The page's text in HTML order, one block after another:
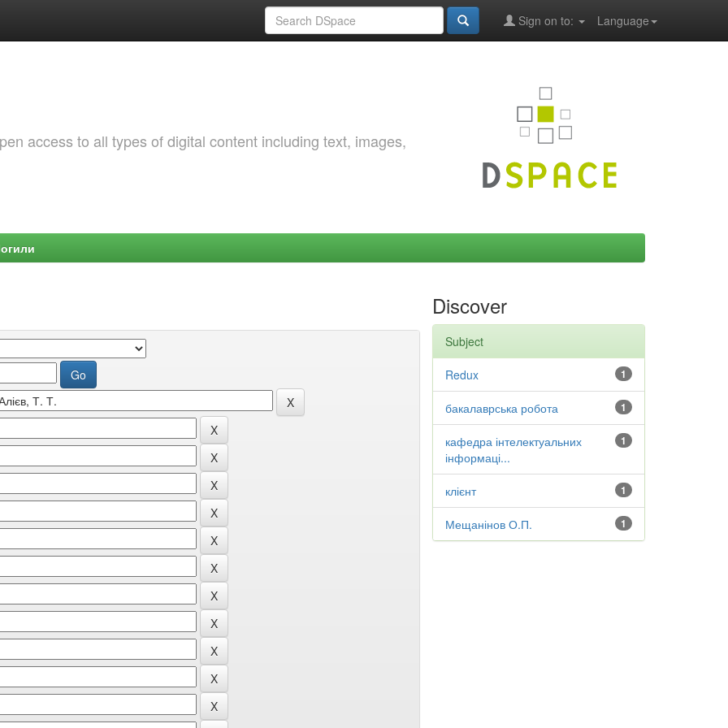
Language
Sign on to:
access to all types of digital content including text, images,
Discover
Subject
1
Redux
1
бакалаврська робота
1
кафедра інтелектуальних
інформаці...
1
клієнт
1
Мещанінов О.П.